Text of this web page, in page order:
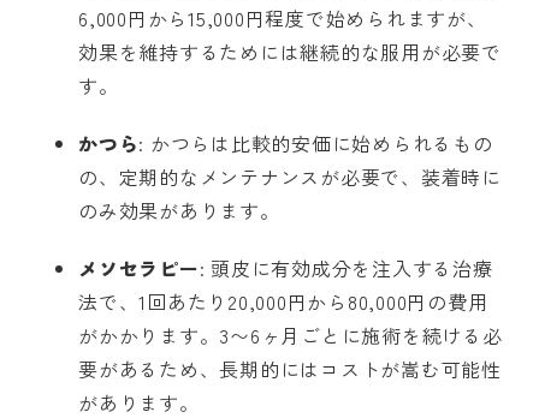
6,000円から15,000円程度で始められますが、
効果を維持するためには継続的な服用が必要で
す。
かつら: かつらは比較的安価に始められるもの
の、定期的なメンテナンスが必要で、装着時に
のみ効果があります。
メソセラピー: 頭皮に有効成分を注入する治療
法で、1回あたり20,000円から80,000円の費用
がかかります。3〜6ヶ月ごとに施術を続ける必
要があるため、長期的にはコストが嵩む可能性
があります。